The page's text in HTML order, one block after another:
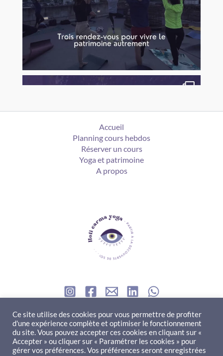
Accueil
Planning cours hebdos
Réserver un cours
Yoga et patrimoine
A propos
Contact
question à me poser ? Besoin d'un renseignement ? Envie
de collaborer ?
Ce site utilise des cookies pour vous permettre de profiter
d'une expérience complète et optimiser le fonctionnement
du site. Vous pouvez accepter ces cookies en cliquant sur «
Accepter » ou cliquer sur « Paramétrer les cookies » pour
gérer vos préférences. Vos préférences seront enregistrées